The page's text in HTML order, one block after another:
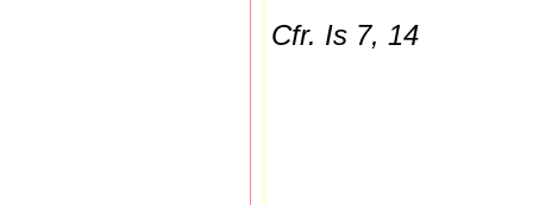
Cfr. Is 7, 14